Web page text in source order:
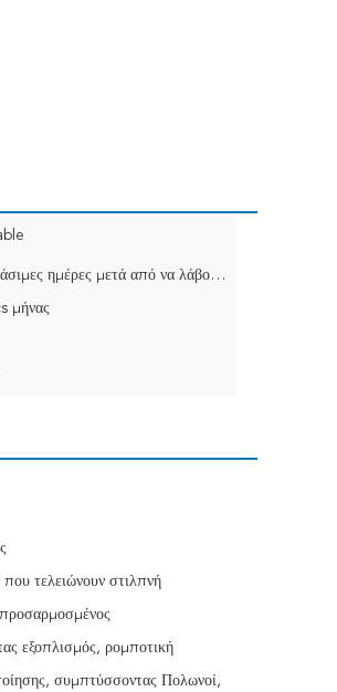
7 οι εργάσιμες ημέρες μετά από να λάβουν τη διαταγή πληρώνουν
μήνας
τελειώνουν στιλπνή
εξοπλισμός, ρομποτική
συμπτύσσοντας Πολωνοί,